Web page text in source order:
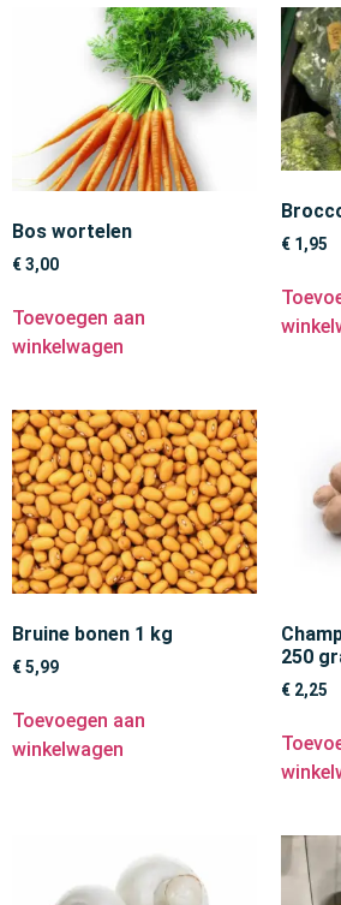
Bos wortelen
€3,00
Toevoegen aan
winkelwagen
€ 1,95
Bruine bonen 1 kg
€5,99
Toevoegen aan
winkelwagen
250
€ 2,25